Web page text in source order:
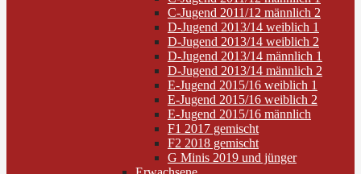
C-Jugend 2011/12 männlich 2
D-Jugend 2013/14 weiblich 1
D-Jugend 2013/14 weiblich 2
D-Jugend 2013/14 männlich 1
D-Jugend 2013/14 männlich 2
E-Jugend 2015/16 weiblich 1
E-Jugend 2015/16 weiblich 2
E-Jugend 2015/16 männlich
F1 2017 gemischt
F2 2018 gemischt
G Minis 2019 und jünger